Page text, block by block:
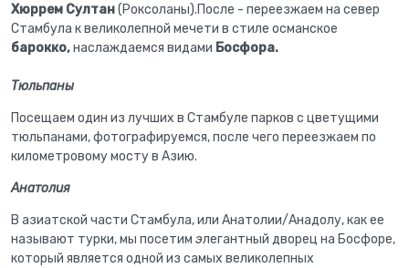
Хюррем Султан(Роксоланы).После - переезжаем на север
Стамбула к великолепной мечети в стиле османское
барокко,наслаждаемся видами Босфора.
Тюльпаны
Посещаем один из лучших в Стамбуле парков с цветущими
тюльпанами, фотографируемся, после чего переезжаем по
километровому мосту в Азию.
Анатолия
В азиатской части Стамбула, или Анатолии/Анадолу, как ее
называют турки, мы посетим элегантный дворец на Босфоре,
который является одной из самых великолепных